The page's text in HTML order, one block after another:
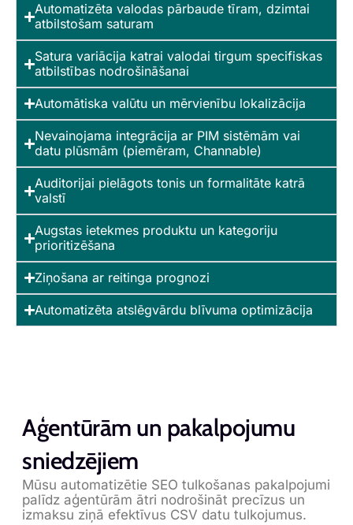
Automatizēta valodas pārbaude tīram, dzimtai
atbilstošam saturam
Satura variācija katrai valodai tirgum specifiskas
atbilstības nodrošināšanai
Automātiska valūtu un mērvienību lokalizācija
Nevainojama integrācija ar PIM sistēmām vai
datu plūsmām (piemēram, Channable)
Auditorijai pielāgots tonis un formalitāte katrā
valstī
Augstas ietekmes produktu un kategoriju
prioritizēšana
Ziņošana ar reitinga prognozi
Automatizēta atslēgvārdu blīvuma optimizācija
Aģentūrām un pakalpojumu
sniedzējiem
Mūsu automatizētie SEO tulkošanas pakalpojumi
palīdz aģentūrām ātri nodrošināt precīzus un
izmaksu ziņā efektīvus CSV datu tulkojumus.